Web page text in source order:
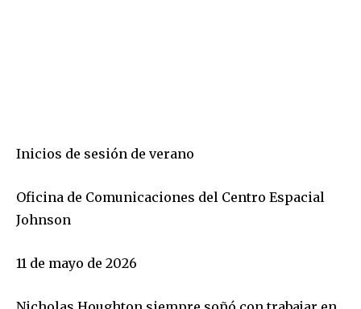
Inicios de sesión de verano
Oficina de Comunicaciones del Centro Espacial
Johnson
11 de mayo de 2026